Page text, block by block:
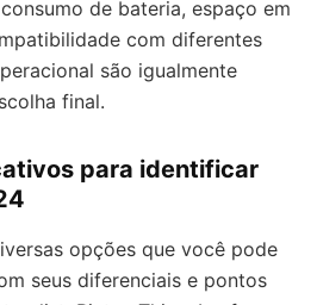
de bateria, espaço em
com diferentes
são igualmente
final.
para identificar
opções que você pode
seus diferenciais e pontos